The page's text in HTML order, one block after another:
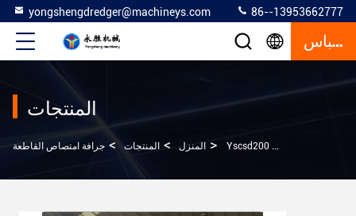
yongshengdredger@machineys.com 86--13953662777
إقتباس
المنتجات
المنزل > المنتجات > جرافة امتصاص القاطعة >